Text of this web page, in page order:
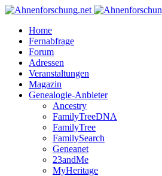
Home
Fernabfrage
Forum
Adressen
Veranstaltungen
Magazin
Genealogie-Anbieter
Ancestry
FamilyTreeDNA
FamilyTree
FamilySearch
Geneanet
23andMe
MyHeritage